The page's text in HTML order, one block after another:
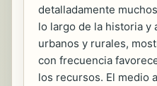
detalladamente
lo largo de la historia y
urbanos y rurales,
con frecuencia
los recursos. El medio